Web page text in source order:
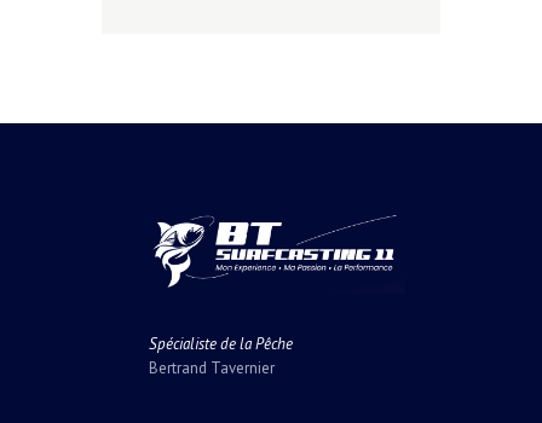
Spécialiste de la Pêche
Bertrand Tavernier